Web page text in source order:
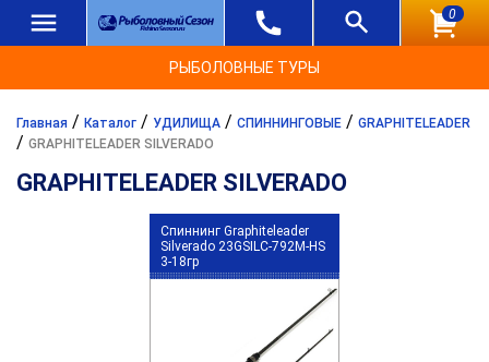
0
РЫБОЛОВНЫЕ ТУРЫ
Главная / Каталог / УДИЛИЩА / СПИННИНГОВЫЕ / GRAPHITELEADER
/ GRAPHITELEADER SILVERADO
GRAPHITELEADER SILVERADO
Спиннинг Graphiteleader
Silverado 23GSILC-792M-HS
3-18гр